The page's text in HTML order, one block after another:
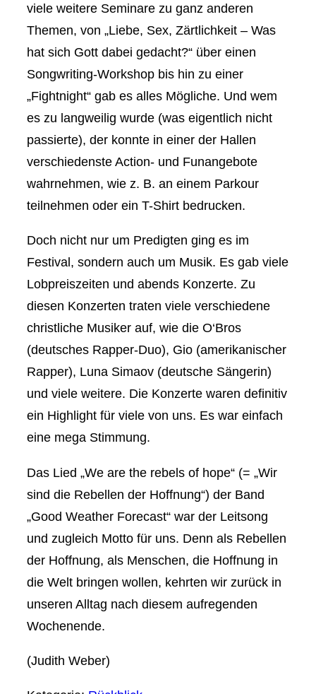
viele weitere Seminare zu ganz anderen
Themen, von „Liebe, Sex, Zärtlichkeit – Was
hat sich Gott dabei gedacht?“ über einen
Songwriting-Workshop bis hin zu einer
„Fightnight“ gab es alles Mögliche. Und wem
es zu langweilig wurde (was eigentlich nicht
passierte), der konnte in einer der Hallen
verschiedenste Action- und Funangebote
wahrnehmen, wie z. B. an einem Parkour
teilnehmen oder ein T-Shirt bedrucken.
Doch nicht nur um Predigten ging es im
Festival, sondern auch um Musik. Es gab viele
Lobpreiszeiten und abends Konzerte. Zu
diesen Konzerten traten viele verschiedene
christliche Musiker auf, wie die O‘Bros
(deutsches Rapper-Duo), Gio (amerikanischer
Rapper), Luna Simaov (deutsche Sängerin)
und viele weitere. Die Konzerte waren definitiv
ein Highlight für viele von uns. Es war einfach
eine mega Stimmung.
Das Lied „We are the rebels of hope“ (= „Wir
sind die Rebellen der Hoffnung“) der Band
„Good Weather Forecast“ war der Leitsong
und zugleich Motto für uns. Denn als Rebellen
der Hoffnung, als Menschen, die Hoffnung in
die Welt bringen wollen, kehrten wir zurück in
unseren Alltag nach diesem aufregenden
Wochenende.
(Judith Weber)